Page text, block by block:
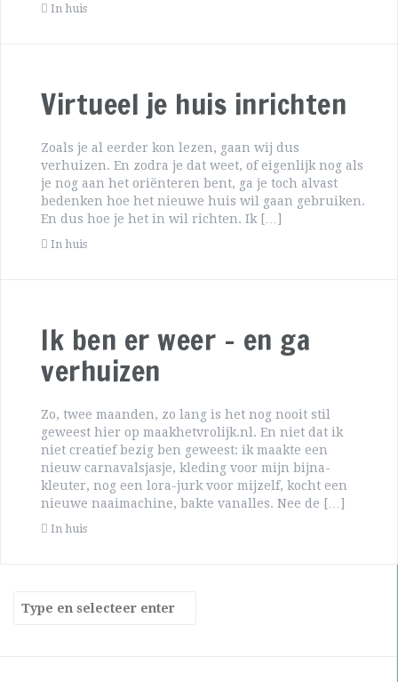
In huis
Virtueel je huis inrichten
Zoals je al eerder kon lezen, gaan wij dus
verhuizen. En zodra je dat weet, of eigenlijk nog als
je nog aan het oriënteren bent, ga je toch alvast
bedenken hoe het nieuwe huis wil gaan gebruiken.
En dus hoe je het in wil richten. Ik […]
In huis
Ik ben er weer – en ga
verhuizen
Zo, twee maanden, zo lang is het nog nooit stil
geweest hier op maakhetvrolijk.nl. En niet dat ik
niet creatief bezig ben geweest: ik maakte een
nieuw carnavalsjasje, kleding voor mijn bijna-
kleuter, nog een lora-jurk voor mijzelf, kocht een
nieuwe naaimachine, bakte vanalles. Nee de […]
In huis